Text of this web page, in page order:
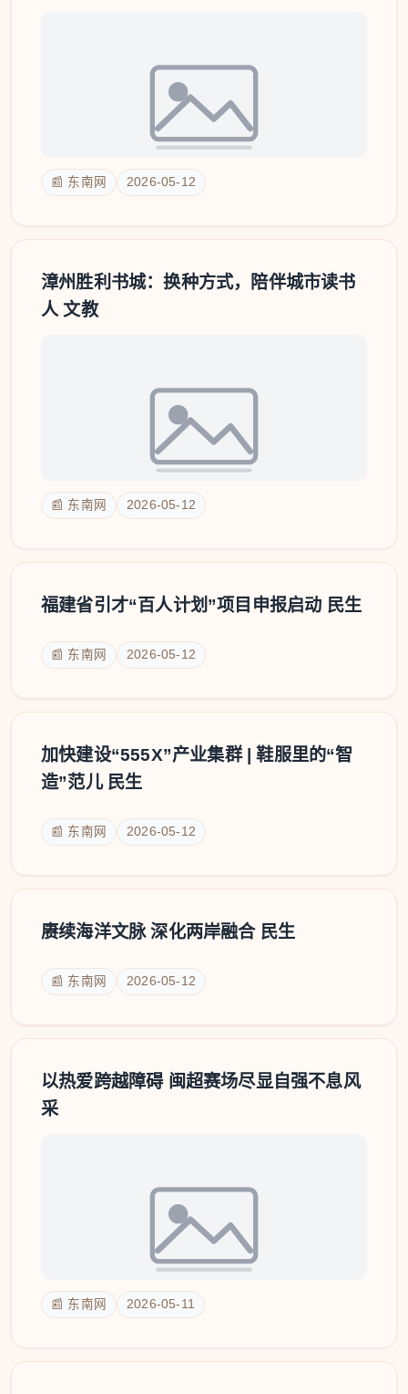
📰 东南网 2026-05-12
漳州胜利书城：换种方式，陪伴城市读书
人 文教
📰 东南网 2026-05-12
福建省引才“百人计划”项目申报启动 民生
📰 东南网 2026-05-12
加快建设“555X”产业集群 | 鞋服里的“智
造”范儿 民生
📰 东南网 2026-05-12
赓续海洋文脉 深化两岸融合 民生
📰 东南网 2026-05-12
以热爱跨越障碍 闽超赛场尽显自强不息风
采
📰 东南网 2026-05-11